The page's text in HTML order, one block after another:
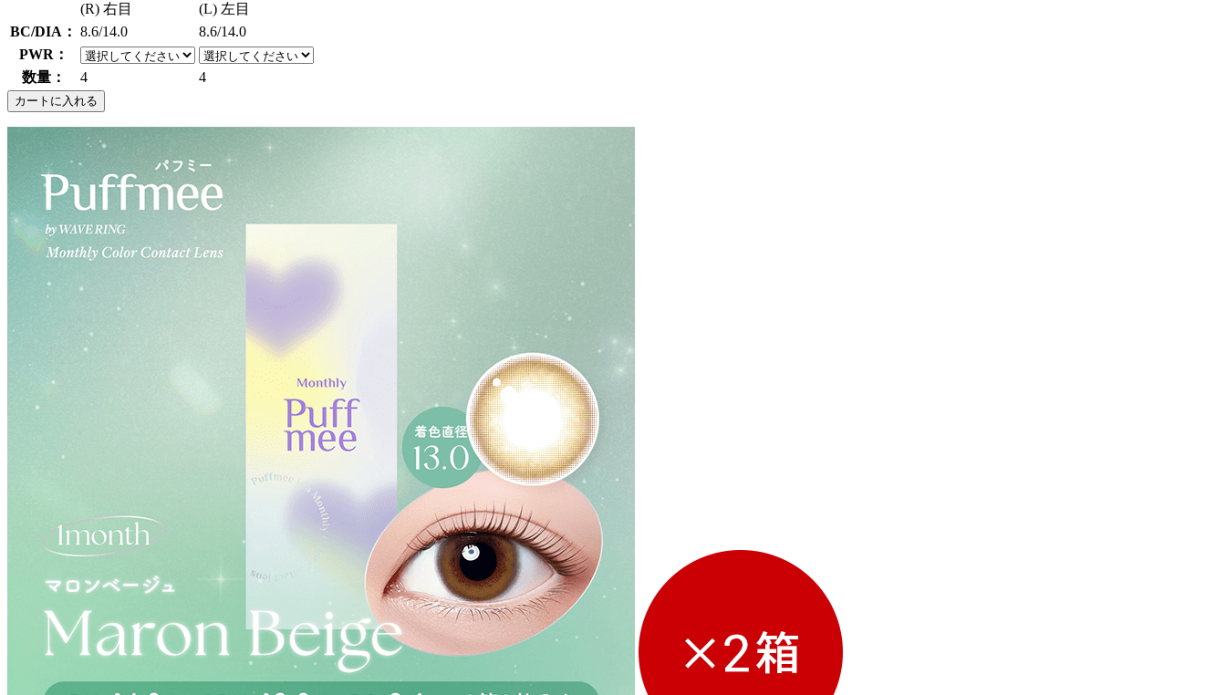
(R) 右目
(L) 左目
BC/DIA： 8.6/14.0
8.6/14.0
PWR：
数量：
4 4
カートに入れる